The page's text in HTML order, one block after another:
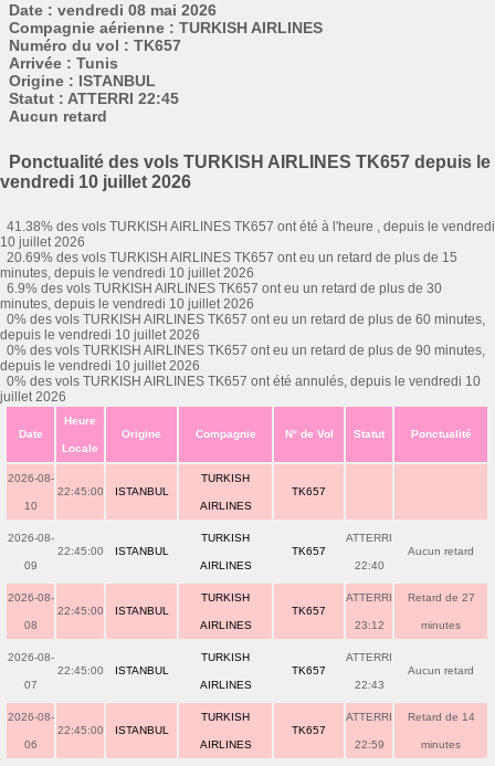
Date : vendredi 08 mai 2026
Compagnie aérienne : TURKISH AIRLINES
Numéro du vol : TK657
Arrivée : Tunis
Origine : ISTANBUL
Statut : ATTERRI 22:45
Aucun retard
Ponctualité des vols TURKISH AIRLINES TK657 depuis le
vendredi 10 juillet 2026
41.38% des vols TURKISH AIRLINES TK657 ont été à l'heure , depuis le vendredi
10 juillet 2026
20.69% des vols TURKISH AIRLINES TK657 ont eu un retard de plus de 15
minutes, depuis le vendredi 10 juillet 2026
6.9% des vols TURKISH AIRLINES TK657 ont eu un retard de plus de 30
minutes, depuis le vendredi 10 juillet 2026
0% des vols TURKISH AIRLINES TK657 ont eu un retard de plus de 60 minutes,
depuis le vendredi 10 juillet 2026
0% des vols TURKISH AIRLINES TK657 ont eu un retard de plus de 90 minutes,
depuis le vendredi 10 juillet 2026
0% des vols TURKISH AIRLINES TK657 ont été annulés, depuis le vendredi 10
juillet 2026
Date
Heure
Locale
Origine Compagnie N° de Vol Statut Ponctualité
2026-08-
10
22:45:00 ISTANBUL
TURKISH
AIRLINES
TK657
2026-08-
09
22:45:00 ISTANBUL
TURKISH
AIRLINES
TK657
ATTERRI
22:40
Aucun retard
2026-08-
08
22:45:00 ISTANBUL
TURKISH
AIRLINES
TK657
ATTERRI
23:12
Retard de 27
minutes
2026-08-
07
22:45:00 ISTANBUL
TURKISH
AIRLINES
TK657
ATTERRI
22:43
Aucun retard
2026-08-
06
22:45:00 ISTANBUL
TURKISH
AIRLINES
TK657
ATTERRI
22:59
Retard de 14
minutes